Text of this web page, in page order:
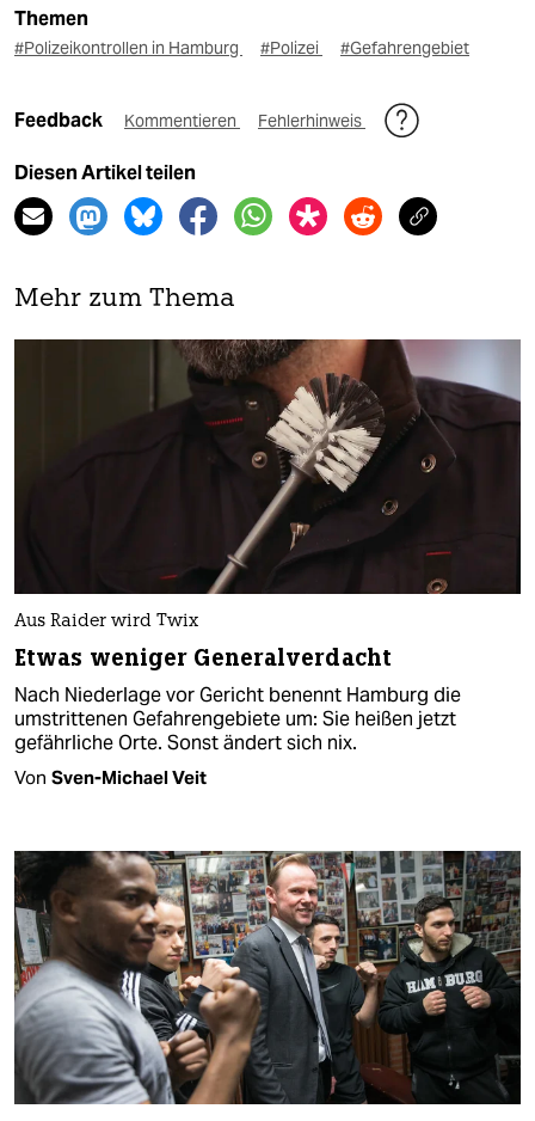
Themen
#Polizeikontrollen in Hamburg #Polizei #Gefahrengebiet
Feedback Kommentieren Fehlerhinweis
Diesen Artikel teilen
Mehr zum Thema
Aus Raider wird Twix
Etwas weniger Generalverdacht
Nach Niederlage vor Gericht benennt Hamburg die
umstrittenen Gefahrengebiete um: Sie heißen jetzt
gefährliche Orte. Sonst ändert sich nix.
Von Sven-Michael Veit